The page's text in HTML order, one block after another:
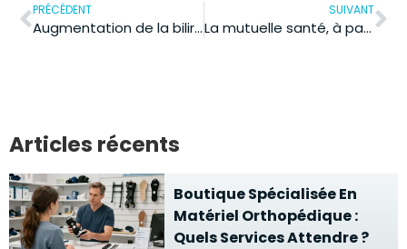
PRÉCÉDENT
Augmentation de la bilirubine : les causes médicales et les signes d’alerte
SUIVANT
La mutuelle santé, à partir de quel âge devient-elle proportionnellement plus chère ?
Articles récents
Boutique Spécialisée En
Matériel Orthopédique :
Quels Services Attendre ?